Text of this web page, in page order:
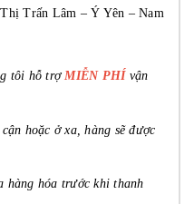
Trấn Lâm – Ý Yên – Nam
tôi hỗ trợ MIỄN PHÍ vận
hoặc ở xa, hàng sẽ được
hàng hóa trước khi thanh